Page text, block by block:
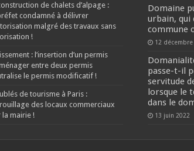
de chalets d’alpage :
condamné à délivrer
malgré des travaux sans
!
: l’insertion d’un permis
entre deux permis
le permis modificatif !
de tourisme à Paris :
des locaux commerciaux
la mairie !
Domaine
urbain, qui
commune
12 décembre
passe-t-il
servitude
lorsque le
dans le
13 juin 2022